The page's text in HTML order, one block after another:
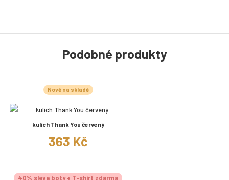
Podobné produkty
Nově na skladě
kulich Thank You červený
363 Kč
40% sleva boty + T-shirt zdarma